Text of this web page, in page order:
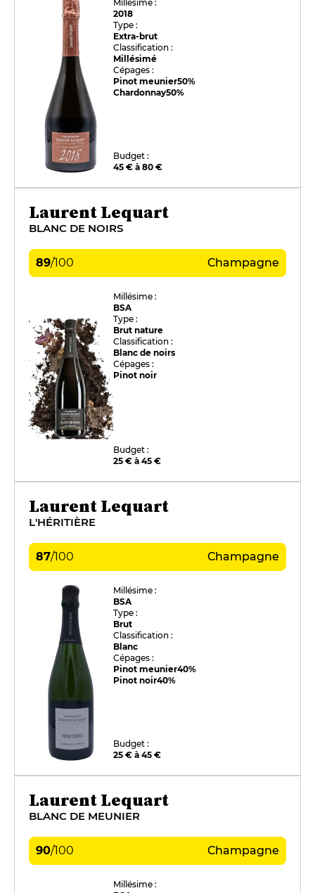
Millésime :
2018
Type :
Extra-brut
Classification :
Millésimé
Cépages :
Pinot meunier50%
Chardonnay50%
Budget :
45 € à 80 €
Laurent Lequart
BLANC DE NOIRS
89/100 Champagne
Millésime :
BSA
Type :
Brut nature
Classification :
Blanc de noirs
Cépages :
Pinot noir
Budget :
25 € à 45 €
Laurent Lequart
L'HÉRITIÈRE
87/100 Champagne
Millésime :
BSA
Type :
Brut
Classification :
Blanc
Cépages :
Pinot meunier40%
Pinot noir40%
Budget :
25 € à 45 €
Laurent Lequart
BLANC DE MEUNIER
90/100 Champagne
Millésime :